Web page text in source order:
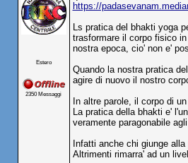
Estero
2350 Messaggi
https://
Ls pratica del bhakti yoga
trasformare il corpo fisico
nostra epoca, cio' non e'
Quando la nostra pratica
agire di nuovo il nostro
In altre parole, il corpo di
La pratica della bhakti e'
veramente paragonabile
Infatti anche chi giunge
Altrimenti rimarra' ad un